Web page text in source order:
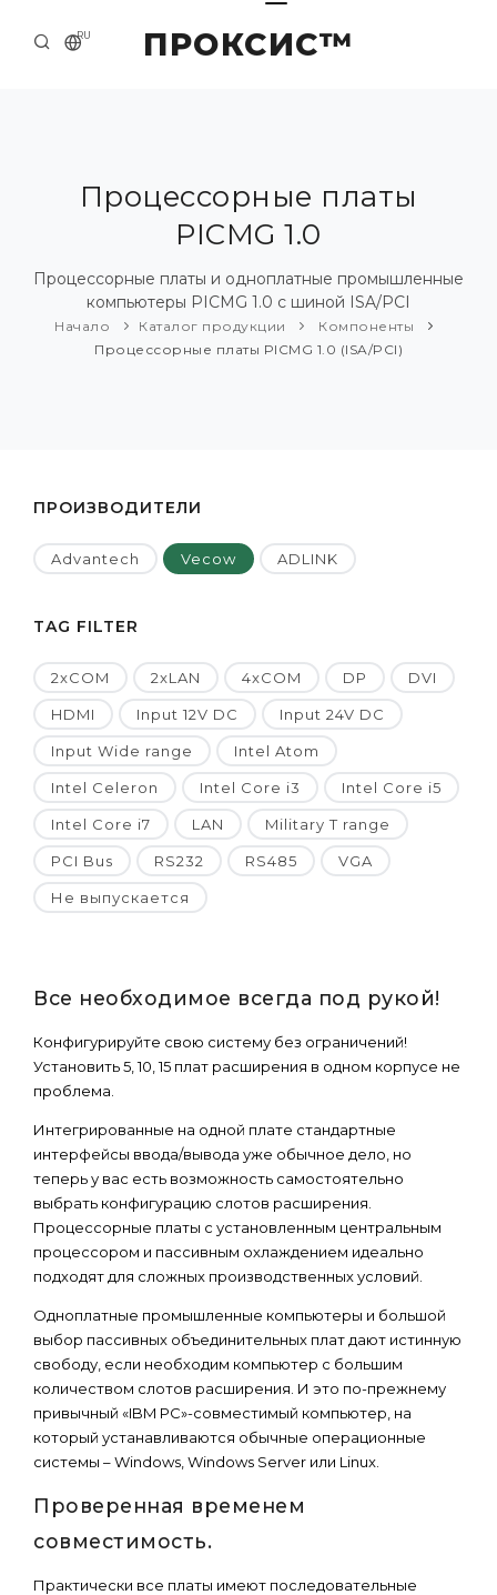
ПРОКСИС™
RU
О КОМПАНИИ
ПРИМЕРЫ И РЕШЕНИЯ
КАТАЛОГ ПРОДУКЦИИ
ПРЕСС-ЦЕНТР
Процессорные платы
PICMG 1.0
Процессорные платы и одноплатные промышленные
компьютеры PICMG 1.0 с шиной ISA/PCI
Начало Каталог продукции
Компоненты
Процессорные платы PICMG 1.0 (ISA/PCI)
ПРОИЗВОДИТЕЛИ
Advantech Vecow ADLINK
TAG FILTER
2xCOM 2xLAN 4xCOM DP DVI
HDMI Input 12V DC Input 24V DC
Input Wide range Intel Atom
Intel Celeron Intel Core i3 Intel Core i5
Intel Core i7 LAN Military T range
PCI Bus RS232 RS485 VGA
Не выпускается
Все необходимое всегда под рукой!
Конфигурируйте свою систему без ограничений!
Установить 5, 10, 15 плат расширения в одном корпусе не
проблема.
Интегрированные на одной плате стандартные
интерфейсы ввода/вывода уже обычное дело, но
теперь у вас есть возможность самостоятельно
выбрать конфигурацию слотов расширения.
Процессорные платы с установленным центральным
процессором и пассивным охлаждением идеально
подходят для сложных производственных условий.
Одноплатные промышленные компьютеры и большой
выбор пассивных объединительных плат дают истинную
свободу, если необходим компьютер с большим
количеством слотов расширения. И это по-прежнему
привычный «IBM PC»-совместимый компьютер, на
который устанавливаются обычные операционные
системы – Windows, Windows Server или Linux.
Проверенная временем
совместимость.
Практически все платы имеют последовательные